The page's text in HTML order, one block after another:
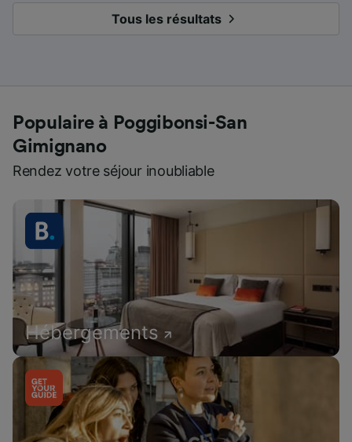
Tous les résultats
Populaire à Poggibonsi-San
Gimignano
Rendez votre séjour inoubliable
Hébergements